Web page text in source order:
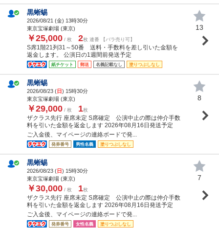
黒蜥蜴
2026/08/21 (金) 13時30分
東京宝塚劇場 (東京)
￥25,000 / 枚 2枚 連番 【バラ売り可】
S席1階21列31～50番 送料・手数料を差し引いた金額を
返金します。 公演日の1週間前発送予定
紙チケット 郵送 名義記載なし 塗りつぶしなし
13
黒蜥蜴
2026/08/23 (日) 15時30分
東京宝塚劇場 (東京)
￥29,000 / 枚 1枚
ザクラス先行 座席未定 S席確定 公演中止の際は仲介手数
料を引いた金額を返金します 2026年08月16日発送予定
ご入金後、マイページの連絡ボードで発...
発券番号 男性名義 塗りつぶしなし
8
黒蜥蜴
2026/08/23 (日) 15時30分
東京宝塚劇場 (東京)
￥30,000 / 枚 1枚
ザクラス先行 座席未定 S席確定 公演中止の際は仲介手数
料を引いた金額を返金します 2026年08月16日発送予定
ご入金後、マイページの連絡ボードで発...
発券番号 女性名義 塗りつぶしなし
7